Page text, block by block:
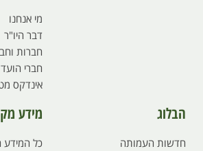
מי אנחנו
דבר היו"ר
חברות
חברי
אינדקס
הבלוג
חדשות העמותה
מידע
כל המידע